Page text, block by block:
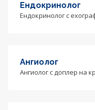
Ендокринолог
Ендокринолог с
Ангиолог
Ангиолог с доплер на